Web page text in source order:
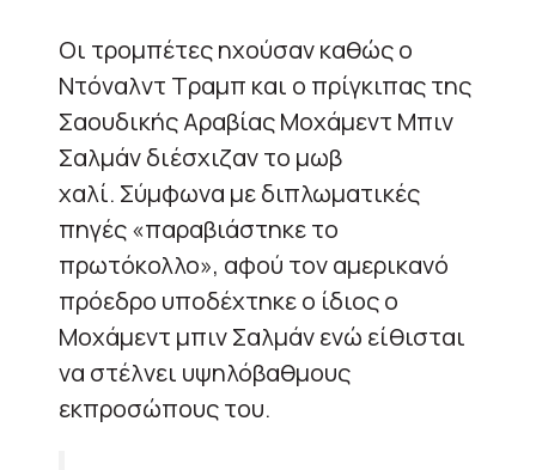
Οι τρομπέτες ηχούσαν καθώς ο
Ντόναλντ Τραμπ και ο πρίγκιπας της
Σαουδικής Αραβίας Μοχάμεντ Μπιν
Σαλμάν διέσχιζαν το μωβ
χαλί. Σύμφωνα με διπλωματικές
πηγές «παραβιάστηκε το
πρωτόκολλο», αφού τον αμερικανό
πρόεδρο υποδέχτηκε ο ίδιος ο
Μοχάμεντ μπιν Σαλμάν ενώ είθισται
να στέλνει υψηλόβαθμους
εκπροσώπους του.